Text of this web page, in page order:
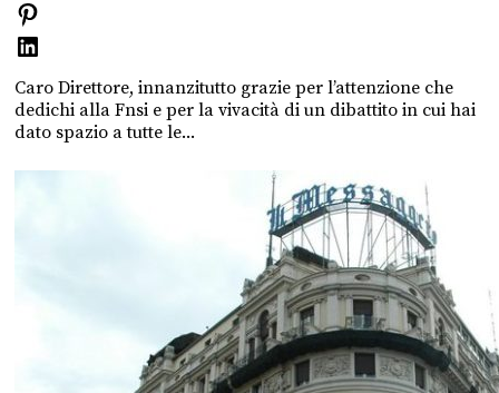
Caro Direttore, innanzitutto grazie per l’attenzione che
dedichi alla Fnsi e per la vivacità di un dibattito in cui hai
dato spazio a tutte le...